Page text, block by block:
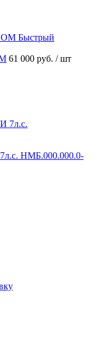
Быстрый
61 000 руб. / шт
НМБ.000.000.0-